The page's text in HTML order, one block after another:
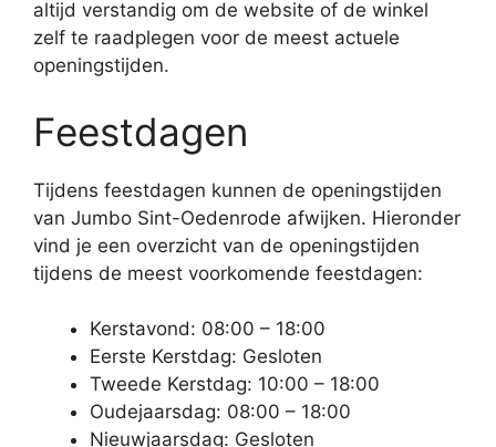
altijd verstandig om de website of de winkel
zelf te raadplegen voor de meest actuele
openingstijden.
Feestdagen
Tijdens feestdagen kunnen de openingstijden
van Jumbo Sint-Oedenrode afwijken. Hieronder
vind je een overzicht van de openingstijden
tijdens de meest voorkomende feestdagen:
Kerstavond: 08:00 – 18:00
Eerste Kerstdag: Gesloten
Tweede Kerstdag: 10:00 – 18:00
Oudejaarsdag: 08:00 – 18:00
Nieuwjaarsdag: Gesloten